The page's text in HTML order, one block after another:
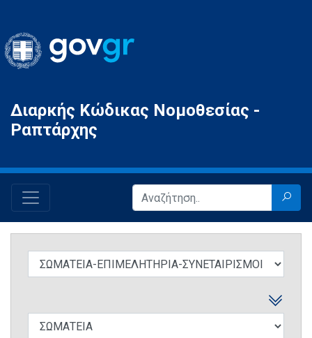
Gov.gr
Διαρκής Κώδικας Νομοθεσίας -
Ραπτάρχης